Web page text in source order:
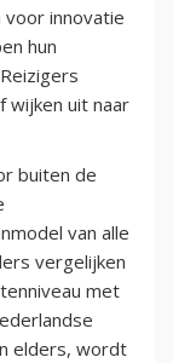
innovatie
hun
wijken uit naar
buiten de
van alle
vergelijken
met
elders, wordt